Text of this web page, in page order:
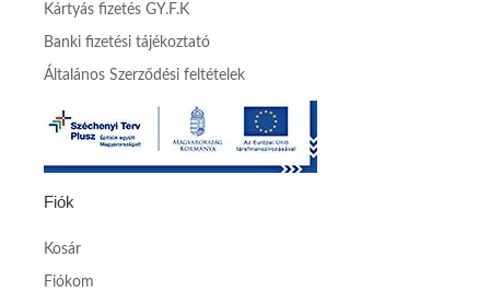
Kártyás fizetés GY.F.K
Banki fizetési tájékoztató
Általános Szerződési feltételek
Fiók
Kosár
Fiókom